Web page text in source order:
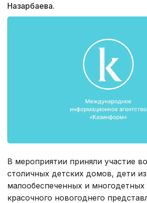
Назарбаева.
В мероприятии приняли участие
столичных детских домов, дети из
малообеспеченных и
красочного новогоднего